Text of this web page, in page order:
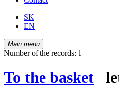
SK
EN
Main menu
Number of the records: 1
To the basket